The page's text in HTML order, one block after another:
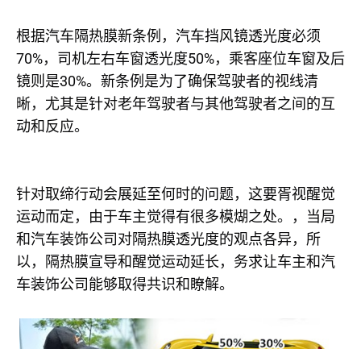
根据汽车隔热膜新条例，汽车挡风镜透光度必须
70%，司机左右车窗透光度50%，乘客座位车窗及后
镜则是30%。新条例是为了确保驾驶者的视线清
晰，尤其是针对老年驾驶者与其他驾驶者之间的互
动和反应。
针对取缔行动会展延至何时的问题，这要胥视醒觉
运动而定，由于车主觉得有很多模煳之处。，当局
和汽车装饰公司对隔热膜透光度的观点各异，所
以，隔热膜宣导和醒觉运动延长，务求让车主和汽
车装饰公司能够取得共识和瞭解。